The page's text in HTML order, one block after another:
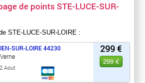
de points STE-LUCE-SUR-
STE-LUCE-SUR-LOIRE :
299 €
299 €
SUR-LOIRE 44230
Aout